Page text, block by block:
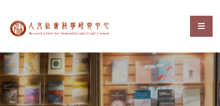
中央研究院人文社會科選
:::